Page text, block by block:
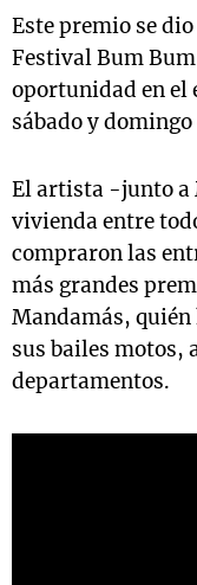
Este premio se
Festival Bum
oportunidad en el
sábado y
El artista -junto a
vivienda entre
compraron las
más grandes
Mandamás,
sus bailes motos,
departamentos.